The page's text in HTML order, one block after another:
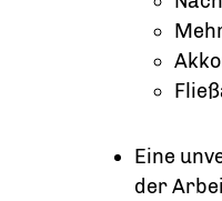
Eine
der